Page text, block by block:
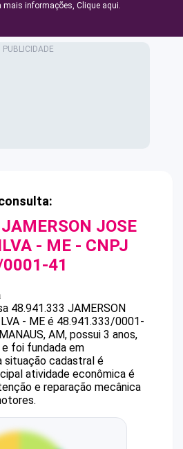
mais informações, Clique aqui.
JOSE
- ME - CNPJ
41
48.941.333 JAMERSON
- ME é 48.941.333/0001-
AM, possui 3 anos,
foi fundada em
situação cadastral é
atividade econômica é
e reparação mecânica